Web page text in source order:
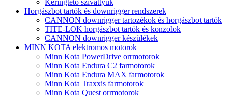
Horgászbot tartók és downrigger rendszerek
CANNON downrigger tartozékok és horgászbot tartók
TITE-LOK horgászbot tartók és konzolok
CANNON downrigger készülékek
MINN KOTA elektromos motorok
Minn Kota PowerDrive orrmotorok
Minn Kota Endura C2 farmotorok
Minn Kota Endura MAX farmotorok
Minn Kota Traxxis farmotorok
Minn Kota Quest orrmotorok